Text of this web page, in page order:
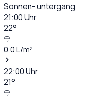
Sonnen- untergang
21:00Uhr
22°
0,0L/m²
22:00Uhr
21°